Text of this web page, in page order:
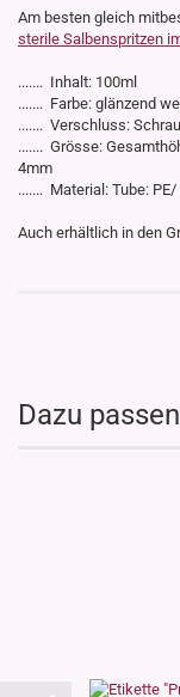
Am besten gleich
sterile Salbenspritzen
....... Inhalt: 100ml
....... Farbe: glänzend
....... Verschluss:
....... Grösse:
4mm
....... Material: Tube:
Auch erhältlich in den
Dazu